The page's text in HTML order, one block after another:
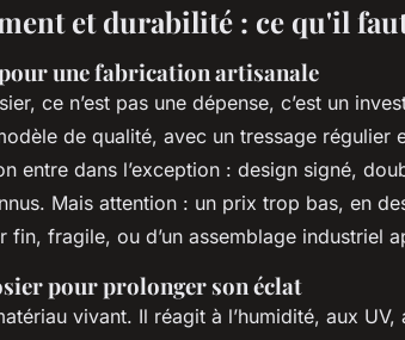
et durabilité : ce qu'il
une fabrication artisanale
ce n’est pas une dépense, c’est un
de qualité, avec un tressage régulier
entre dans l’exception : design signé,
Mais attention : un prix trop bas, en
fin, fragile, ou d’un assemblage industriel
pour prolonger son éclat
vivant. Il réagit à l’humidité, aux